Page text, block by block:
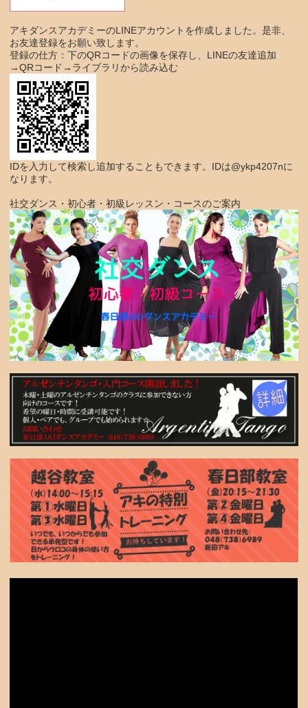
アキダンスアカデミーのLINEアカウントを作成しました。是非、
お友達登録をお願い致します。
登録の仕方：下のQRコードの画像を保存し、LINEの友達追加
→QRコード→ライブラリから読み込む
IDを入力して検索し追加することもできます。IDは@ykp4207nに
なります。
社交ダンス・初心者・初級レッスン・コースのご案内